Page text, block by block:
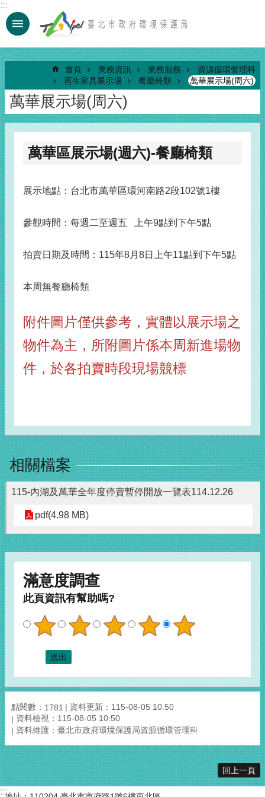
跳到主要內容區塊
:::
:::
首頁 業務資訊 業務服務
資源循環管理科
再生家具展示場
餐廳椅類 萬華展示場(周六)
萬華展示場(周六)
萬華區展示場(週六)-餐廳椅類
展示地點：台北市萬華區環河南路2段102號1樓
參觀時間：每週二至週五 上午9點到下午5點
拍賣日期及時間：115年8月8日上午11點到下午5點
本周無餐廳椅類
附件圖片僅供參考，實體以展示場之
物件為主，所附圖片係本周新進場物
件，於各拍賣時段現場競標
相關檔案
115-內湖及萬華全年度停賣暫停開放一覽表114.12.26
pdf(4.98 MB)
滿意度調查
此頁資訊有幫助嗎?
點閱數： 1781
資料更新：115-08-05 10:50
資料檢視：115-08-05 10:50
資料維護：臺北市政府環境保護局資源循環管理科
回上一頁
:::